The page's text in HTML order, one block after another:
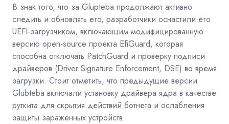
В знак того, что за Glupteba продолжают активно
следить и обновлять его, разработчики оснастили его
UEFI-загрузчиком, включающим модифицированную
версию open-source проекта EfiGuard, которая
способна отключать PatchGuard и проверку подписи
драйверов (Driver Signature Enforcement, DSE) во время
загрузки. Стоит отметить, что предыдущие версии
Glubteba включали установку драйвера ядра в качестве
руткита для скрытия действий ботнета и ослабления
защиты заражённых устройств.